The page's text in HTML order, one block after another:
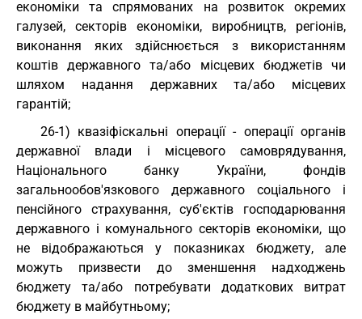
економіки та спрямованих на розвиток окремих
галузей, секторів економіки, виробництв, регіонів,
виконання яких здійснюється з використанням
коштів державного та/або місцевих бюджетів чи
шляхом надання державних та/або місцевих
гарантій;
26-1) квазіфіскальні операції - операції органів
державної влади і місцевого самоврядування,
Національного банку України, фондів
загальнообов'язкового державного соціального і
пенсійного страхування, суб'єктів господарювання
державного і комунального секторів економіки, що
не відображаються у показниках бюджету, але
можуть призвести до зменшення надходжень
бюджету та/або потребувати додаткових витрат
бюджету в майбутньому;